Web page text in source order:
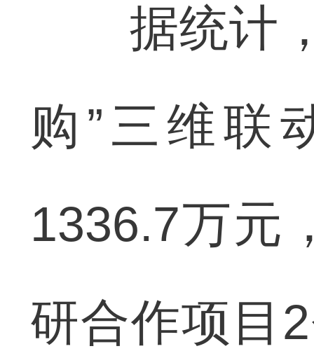
据统计，
购”三维联
1336.7万元
研合作项目